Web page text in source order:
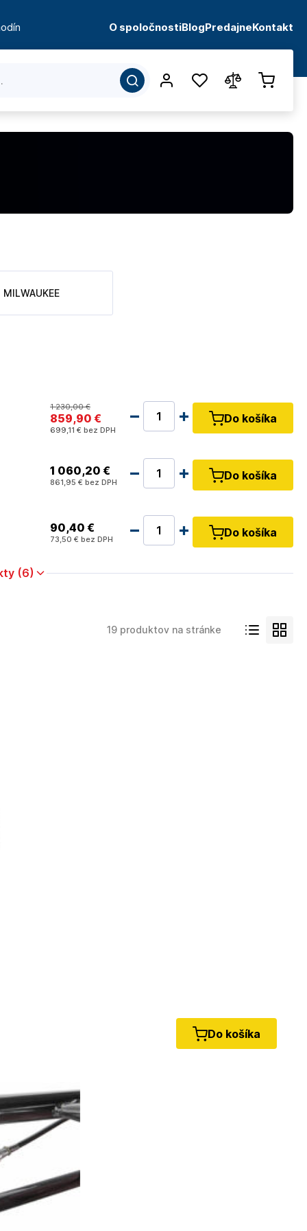
O spoločnostiBlogPredajneKontakt
MILWAUKEE
1 230,00 €
859,90 €
699 ,11 € bez DPH
Do košíka
1 060,20 €
861 ,95 € bez DPH Do košíka
90,40 €
73 ,50 € bez DPH Do košíka
(6)
19 produktov na stránke
Do košíka